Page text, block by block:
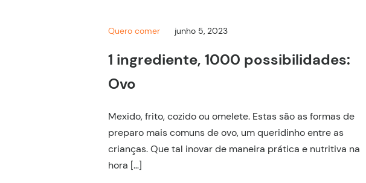
Quero comer junho 5, 2023
1 ingrediente, 1000 possibilidades:
Ovo
Mexido, frito, cozido ou omelete. Estas são as formas de
preparo mais comuns de ovo, um queridinho entre as
crianças. Que tal inovar de maneira prática e nutritiva na
hora […]